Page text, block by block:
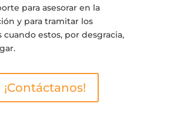
para asesorar en la
y para tramitar los
cuando estos, por desgracia,
¡Contáctanos!